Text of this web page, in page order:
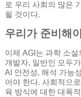
로 우리 사회의 많은
될 것이다.
우리가 준비해
이제 AGI는 과학 소
개발자, 일반인 모두
AI 안전성, 해석 가능
어야 한다. 사회적으
육 방식에 대한 대폭